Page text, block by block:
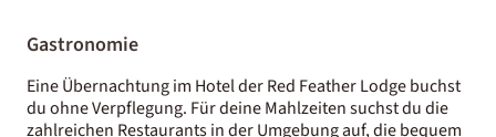
Gastronomie
Eine Übernachtung im Hotel der Red Feather Lodge buchst
du ohne Verpflegung. Für deine Mahlzeiten suchst du die
zahlreichen Restaurants in der Umgebung auf, die bequem